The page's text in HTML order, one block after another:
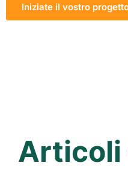
Iniziate il vostro
Articoli